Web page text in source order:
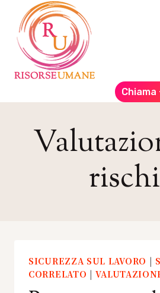
Salta
contenuto
SICUREZZA SUL LAVORO |
CORRELATO |